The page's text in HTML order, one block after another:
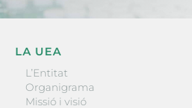
LA UEA
L’Entitat
Organigrama
Missió i visió